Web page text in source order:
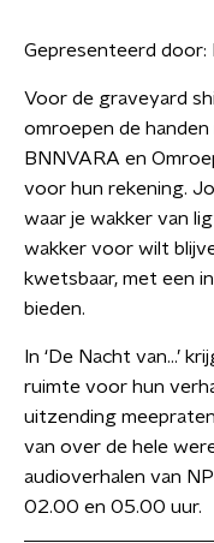
Gepresenteerd door:
Voor de graveyard
omroepen de handen
BNNVARA en
voor hun rekening.
waar je wakker van
wakker voor wilt
kwetsbaar, met een
bieden.
In ‘De Nacht van…’
ruimte voor hun
uitzending
van over de hele
audioverhalen van
02.00 en 05.00 uur.